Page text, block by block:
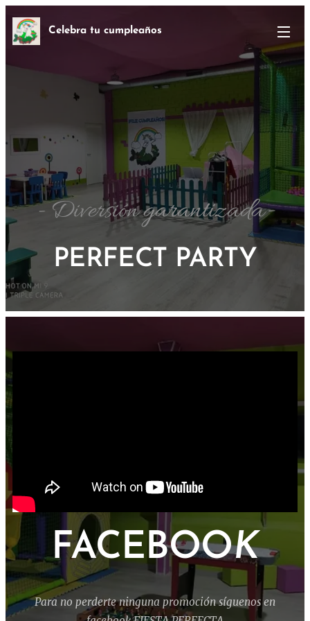
Celebra tu cumpleaños
- Diversióngarantizada-
PERFECT PARTY
FACEBOOK
Para no perderte ninguna promoción síguenos en